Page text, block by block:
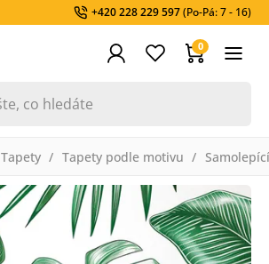
+420 228 229 597(Po-Pá: 7 - 16)
0
Tapety Tapety podle motivu